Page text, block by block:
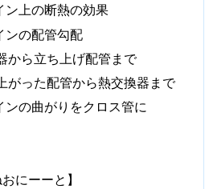
ン上の断熱の効果
ンの配管勾配
から立ち上げ配管まで
がった配管から熱交換器まで
ンの曲がりをクロス管に
にーーと】